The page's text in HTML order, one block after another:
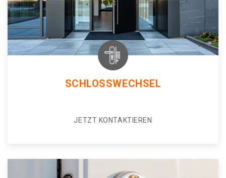
SCHLOSSWECHSEL
JETZT KONTAKTIEREN